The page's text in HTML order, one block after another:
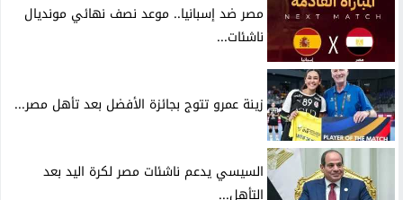
مصر ضد إسبانيا.. موعد نصف نهائي مونديال
ناشئات...
زينة عمرو تتوج بجائزة الأفضل بعد تأهل مصر...
السيسي يدعم ناشئات مصر لكرة اليد بعد
التأهل...